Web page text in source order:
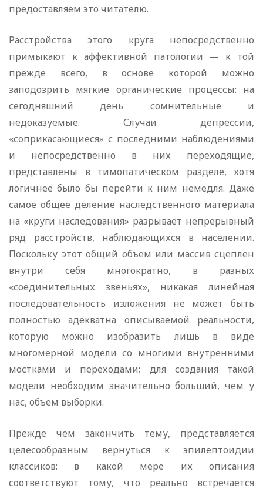
предоставляем это читателю.
Расстройства этого круга непосредственно
примыкают к аффективной патологии — к той
прежде всего, в основе которой можно
заподозрить мягкие органические процессы: на
сегодняшний день сомнительные и
недоказуемые. Случаи депрессии,
«соприкасающиеся» с последними наблюдениями
и непосредственно в них переходящие,
представлены в тимопатическом разделе, хотя
логичнее было бы перейти к ним немедля. Даже
самое общее деление наследственного материала
на «круги наследования» разрывает непрерывный
ряд расстройств, наблюдающихся в населении.
Поскольку этот общий объем или массив сцеплен
внутри себя многократно, в разных
«соединительных звеньях», никакая линейная
последовательность изложения не может быть
полностью адекватна описываемой реальности,
которую можно изобразить лишь в виде
многомерной модели со многими внутренними
мостками и переходами; для создания такой
модели необходим значительно больший, чем у
нас, объем выборки.
Прежде чем закончить тему, представляется
целесообразным вернуться к эпилептоидии
классиков: в какой мере их описания
соответствуют тому, что реально встречается